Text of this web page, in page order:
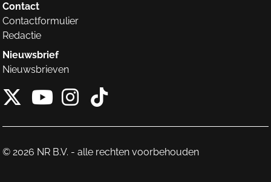
Contact
Contactformulier
Redactie
Nieuwsbrief
Nieuwsbrieven
X van NieuwRechts
Instagram van
Tiktok van
© 2026 NR B.V. - alle rechten voorbehouden